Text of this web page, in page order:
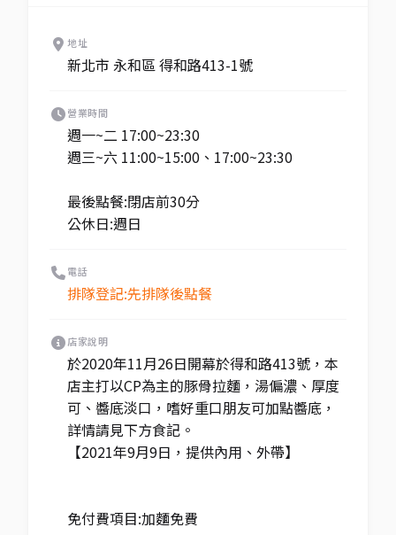
地址
新北市 永和區 得和路413-1號
營業時間
週一~二 17:00~23:30
週三~六 11:00~15:00、17:00~23:30
最後點餐:閉店前30分
公休日:週日
電話
排隊登記:先排隊後點餐
店家說明
於2020年11月26日開幕於得和路413號，本
店主打以CP為主的豚骨拉麵，湯偏濃、厚度
可、醬底淡口，嗜好重口朋友可加點醬底，
詳情請見下方食記。
【2021年9月9日，提供內用、外帶】
免付費項目:加麵免費